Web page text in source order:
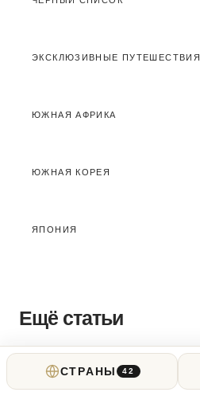
ЭКСКЛЮЗИВНЫЕ ПУТЕШЕСТВИЯ
ЮЖНАЯ АФРИКА
ЮЖНАЯ КОРЕЯ
ЯПОНИЯ
Ещё статьи
СТРАНЫ 42